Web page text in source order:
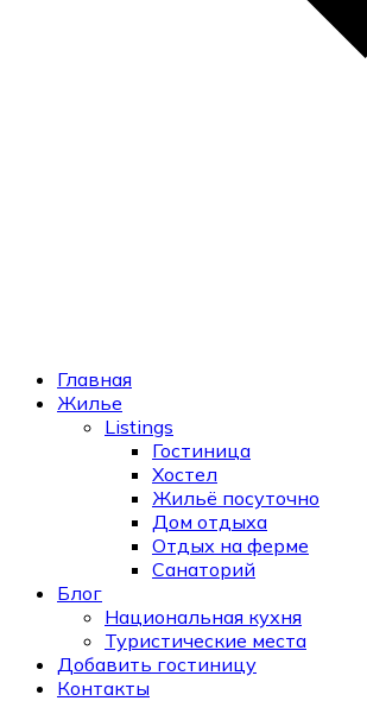
Главная
Жилье
Listings
Гостиница
Хостел
Жильё посуточно
Дом отдыха
Отдых на ферме
Санаторий
Блог
Национальная кухня
Туристические места
Добавить гостиницу
Контакты